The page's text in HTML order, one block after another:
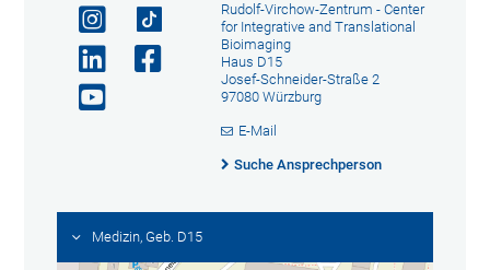
Rudolf-Virchow-Zentrum - Center
for Integrative and Translational
Bioimaging
Haus D15
Josef-Schneider-Straße 2
97080 Würzburg
E-Mail
Suche Ansprechperson
Medizin, Geb. D15